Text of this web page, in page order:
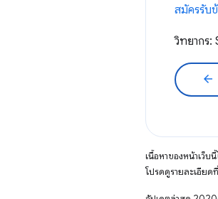
สมัครรับ
วิทยากร:
arrow_back
เนื้อหาของหน้าเว็บ
โปรดดูรายละเอียดที่